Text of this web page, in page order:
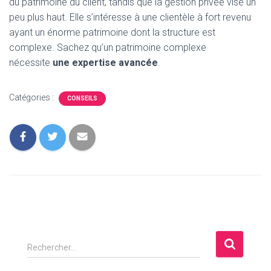
peu plus haut. Elle s’intéresse à une clientèle à fort revenu
ayant un énorme patrimoine dont la structure est
complexe. Sachez qu’un patrimoine complexe
nécessite une expertise avancée.
Catégories : CONSEILS
R
e
Rechercher…